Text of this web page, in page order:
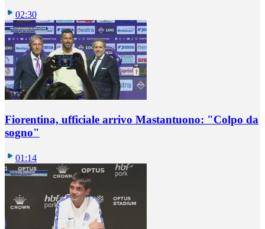
02:30
Fiorentina, ufficiale arrivo Mastantuono: "Colpo da
sogno"
01:14